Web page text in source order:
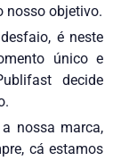
nosso objetivo.
é neste
único e
decide
nossa marca,
cá estamos